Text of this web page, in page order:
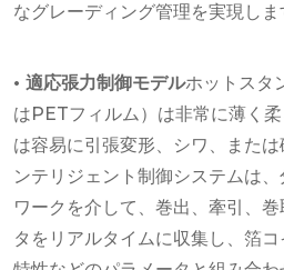
なグレーディング管理を実現しま
• 適応張力制御モデルホットスタ
はPETフィルム）は非常に薄く
は容易に引張変形、シワ、また
ンテリジェント制御システムは
ワークを介して、巻出、牽引、
タをリアルタイムに収集し、箔